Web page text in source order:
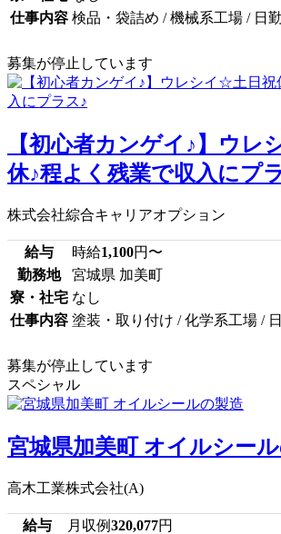
仕事内容 検品・袋詰め / 機械系工場 / 日勤
募集が停止しています
【初心者カンゲイ♪】ウレ
休♪程よく残業で収入にプ
株式会社綜合キャリアオプション
給与 時給1,100円〜
勤務地
宮城県 加美町
寮・社宅 なし
仕事内容 塗装・取り付け / 化学系工場 /
募集が停止しています
スペシャル
宮城県加美町 オイルシー
高木工業株式会社(A)
給与 月収例320,077円